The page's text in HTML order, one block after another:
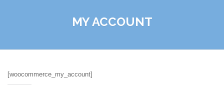
MY ACCOUNT
[woocommerce_my_account]